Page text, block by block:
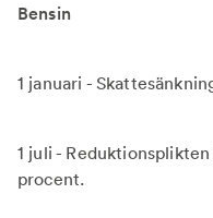
Bensin
1 januari -
1 juli -
procent.